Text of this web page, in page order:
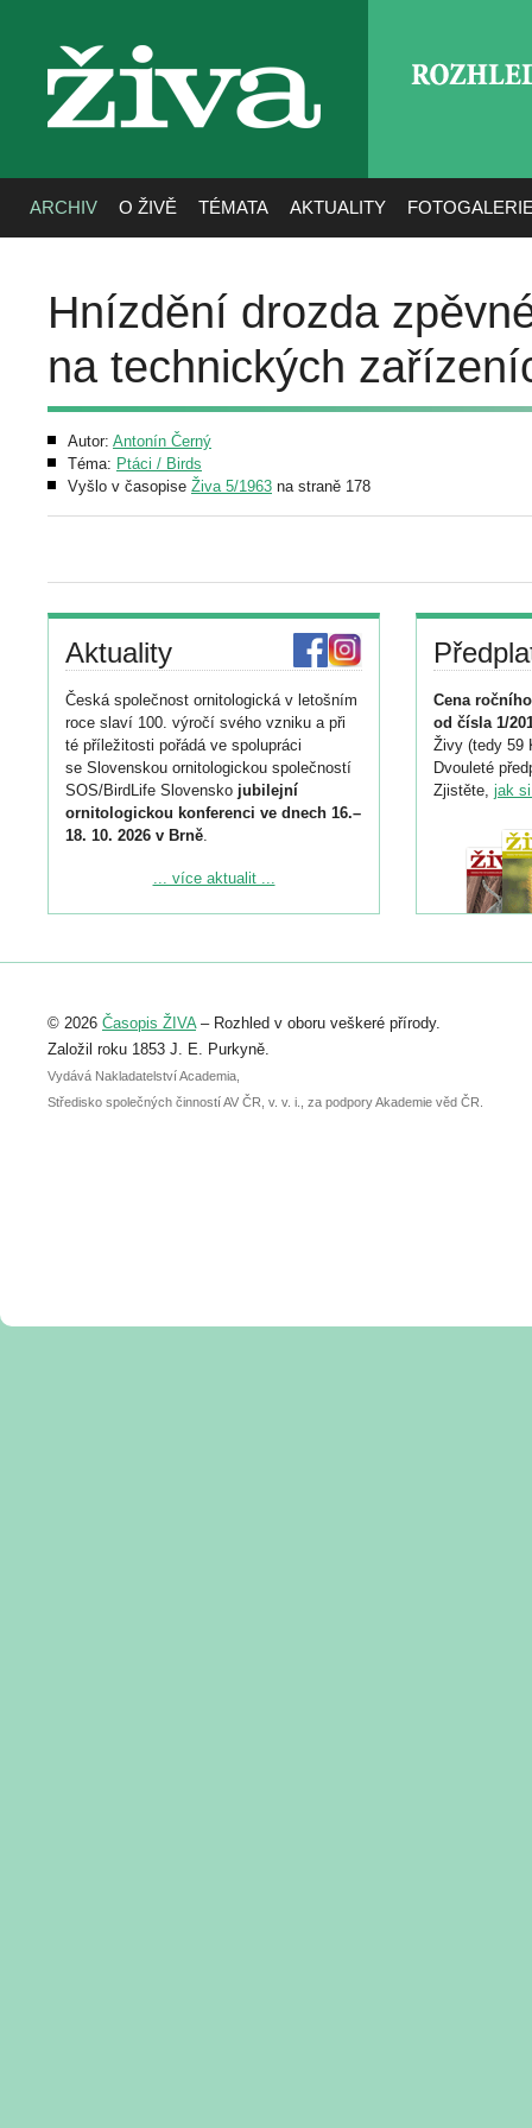
živa
ARCHIV O ŽIVĚ TÉMATA AKTUALITY
Hnízdění drozda
na technických
Autor: Antonín Černý
Téma: Ptáci / Birds
Vyšlo v časopise Živa 5/1963 na straně 178
Aktuality
Česká společnost ornitologická v letošním
roce slaví 100. výročí svého vzniku a při
té příležitosti pořádá ve spolupráci
se Slovenskou ornitologickou společností
SOS/BirdLife Slovensko jubilejní
ornitologickou konferenci ve dnech 16.–
18. 10. 2026 v Brně.
Podrobnější informace ke konferenci
Registrovat se můžete do 6. září.
abstraktu přihlášené přednášky nebo
posteru je už 30. června.
... více aktualit ...
Cena
od čísla 1/
Živy (tedy 59
Dvouleté
Zjistěte, jak
© 2026 Časopis ŽIVA– Rozhled v oboru veškeré přírody.
Založil roku 1853 J. E. Purkyně.
Vydává Nakladatelství Academia,
Středisko společných činností AV ČR, v. v. i., za podpory Akademie věd ČR.